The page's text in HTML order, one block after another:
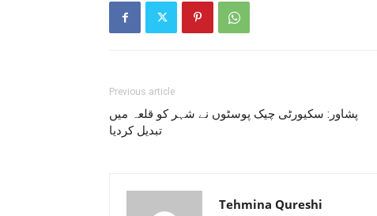
Previous article
پشاور: سکیورٹی چیک پوسٹوں نے شہر کو قلعہ میں
تبدیل کردیا
Tehmina Qureshi